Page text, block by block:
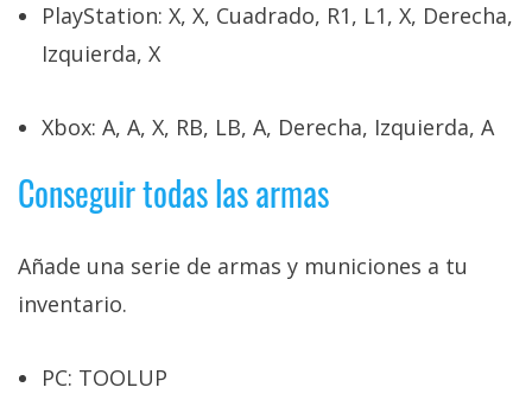
PlayStation: X, X, Cuadrado, R1, L1, X, Derecha,
Izquierda, X
Xbox: A, A, X, RB, LB, A, Derecha, Izquierda, A
Conseguir todas las armas
Añade una serie de armas y municiones a tu
inventario.
PC: TOOLUP